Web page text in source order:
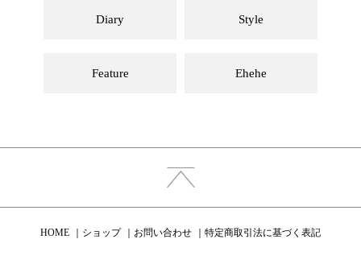
Diary Style
Feature Ehehe
HOME ショップ お問い合わせ 特定商取引法に基づく表記